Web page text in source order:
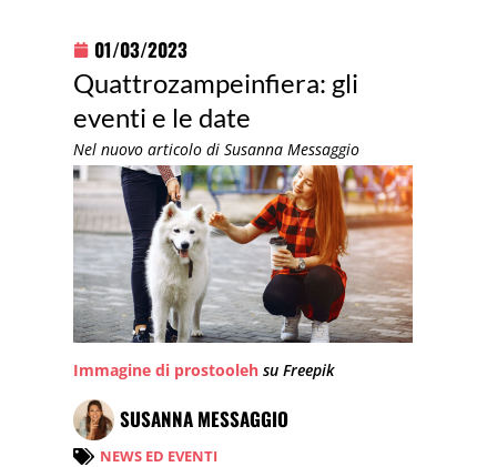
01/03/2023
Quattrozampeinfiera: gli
eventi e le date
Nel nuovo articolo di Susanna Messaggio
Immagine di prostooleh su Freepik
SUSANNA MESSAGGIO
NEWS ED EVENTI